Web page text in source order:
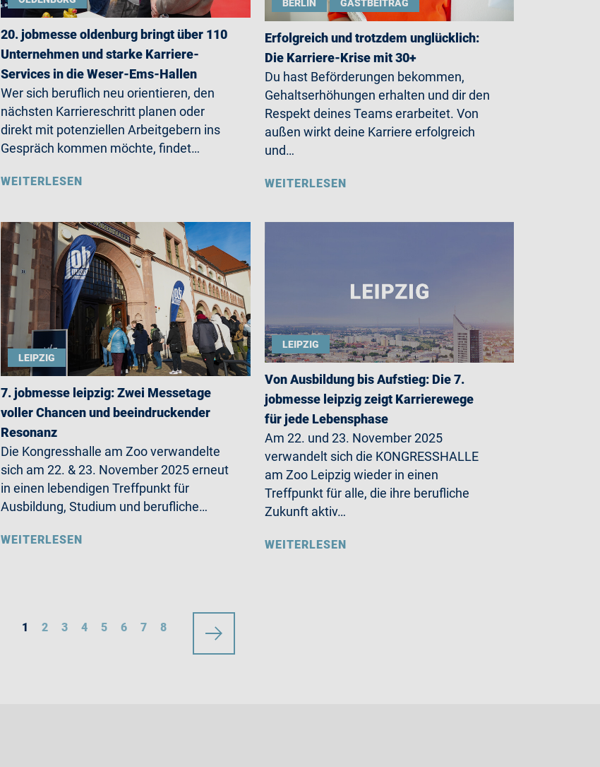
20. jobmesse oldenburg bringt über 110
Unternehmen und starke Karriere-
Services in die Weser-Ems-Hallen
Wer sich beruflich neu orientieren, den
nächsten Karriereschritt planen oder
direkt mit potenziellen Arbeitgebern ins
Gespräch kommen möchte, findet…
WEITERLESEN
BERLIN GASTBEITRAG
Erfolgreich und trotzdem unglücklich:
Die Karriere-Krise mit 30+
Du hast Beförderungen bekommen,
Gehaltserhöhungen erhalten und dir den
Respekt deines Teams erarbeitet. Von
außen wirkt deine Karriere erfolgreich
und…
WEITERLESEN
LEIPZIG
7. jobmesse leipzig: Zwei Messetage
voller Chancen und beeindruckender
Resonanz
Die Kongresshalle am Zoo verwandelte
sich am 22. & 23. November 2025 erneut
in einen lebendigen Treffpunkt für
Ausbildung, Studium und berufliche…
WEITERLESEN
LEIPZIG
Von Ausbildung bis Aufstieg: Die 7.
jobmesse leipzig zeigt Karrierewege
für jede Lebensphase
Am 22. und 23. November 2025
verwandelt sich die KONGRESSHALLE
am Zoo Leipzig wieder in einen
Treffpunkt für alle, die ihre berufliche
Zukunft aktiv…
WEITERLESEN
1 2 3 4 5 6 7 8